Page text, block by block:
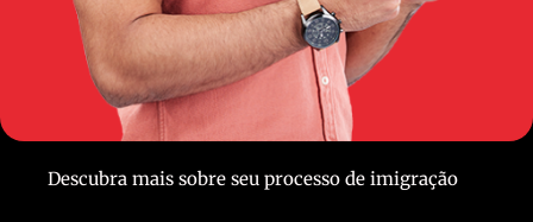
Descubra mais sobre seu processo de imigração